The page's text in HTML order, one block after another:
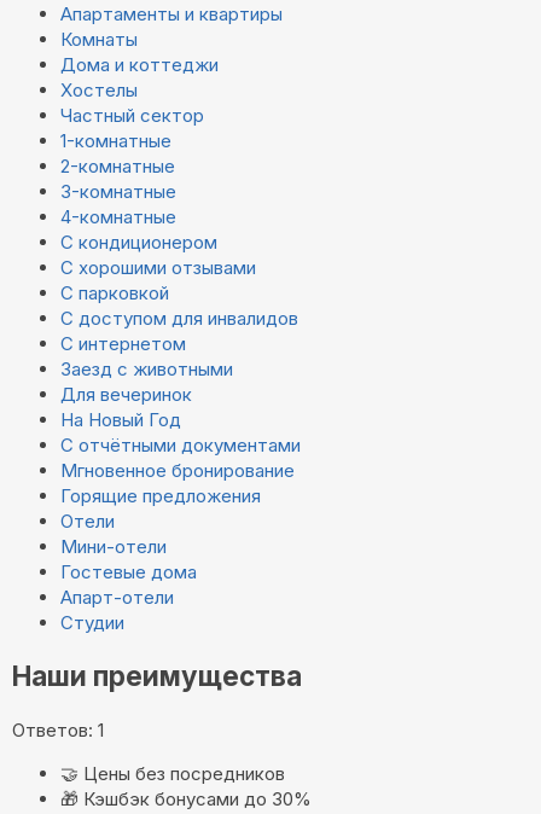
Апартаменты и квартиры
Комнаты
Дома и коттеджи
Хостелы
Частный сектор
1-комнатные
2-комнатные
3-комнатные
4-комнатные
С кондиционером
С хорошими отзывами
С парковкой
С доступом для инвалидов
С интернетом
Заезд с животными
Для вечеринок
На Новый Год
С отчётными документами
Мгновенное бронирование
Горящие предложения
Отели
Мини-отели
Гостевые дома
Апарт-отели
Студии
Наши преимущества
Ответов: 1
🤝 Цены без посредников
🎁 Кэшбэк бонусами до 30%